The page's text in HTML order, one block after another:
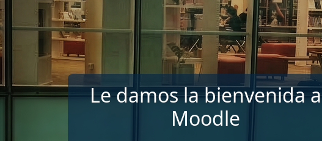
Le damos la bienvenida a
Moodle